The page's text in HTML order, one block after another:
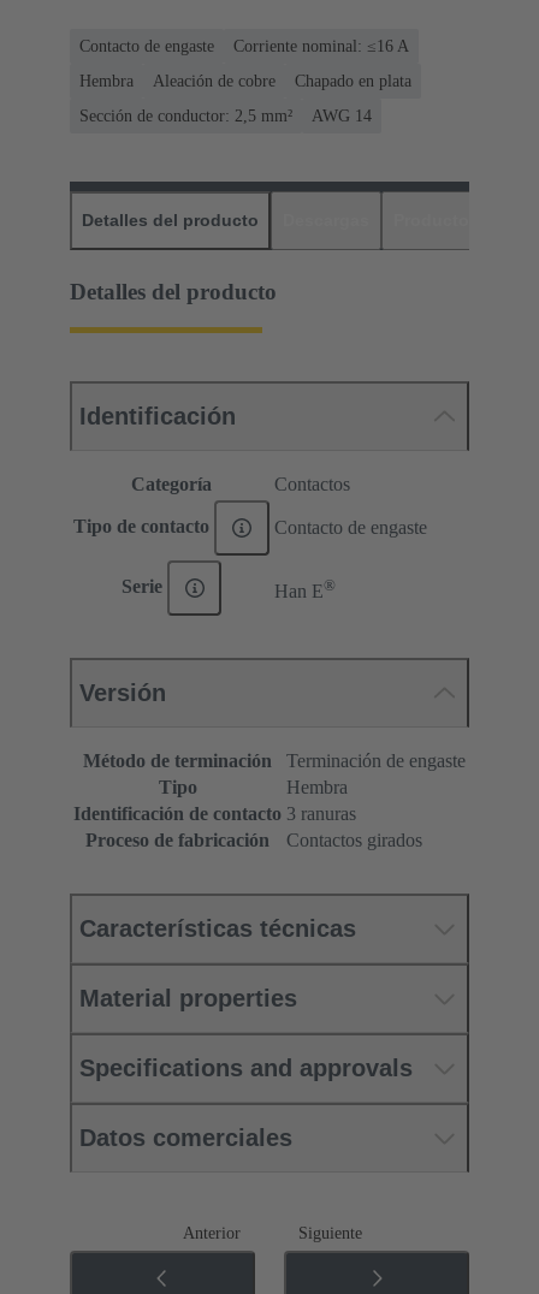
Contacto de engaste
Corriente nominal: ≤16 A
Hembra
Aleación de cobre
Chapado en plata
Sección de conductor: 2,5 mm²
AWG 14
Detalles del producto
Detalles del producto
Identificación
Categoría Contactos
Tipo de contacto Contacto de engaste
Serie Han E®
Versión
Método de terminación
Terminación de engaste
Tipo
Hembra
Identificación de contacto 3 ranuras
Proceso de fabricación
Contactos girados
Características técnicas
Material properties
Specifications and approvals
Datos comerciales
Anterior Siguiente